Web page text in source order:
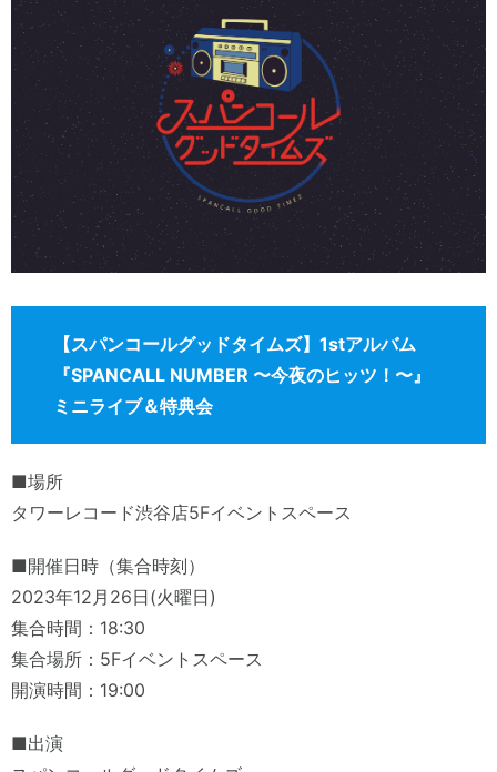
【スパンコールグッドタイムズ】1stアルバム
『SPANCALL NUMBER 〜今夜のヒッツ！〜』
ミニライブ＆特典会
■場所
タワーレコード渋谷店5Fイベントスペース
■開催日時（集合時刻）
2023年12月26日(火曜日)
集合時間：18:30
集合場所：5Fイベントスペース
開演時間：19:00
■出演